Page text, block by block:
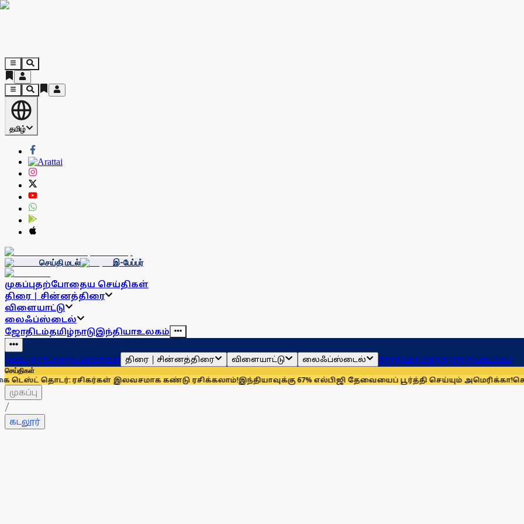
தமிழ்
செய்தி மடல் இ-பேப்பர்
முகப்புதற்போதைய செய்திகள்
திரை | சின்னத்திரை
விளையாட்டு
லைஃப்ஸ்டைல்
ஜோதிடம்தமிழ்நாடுஇந்தியாஉலகம்
முகப்புதற்போதைய செய்திகள் திரை | சின்னத்திரை விளையாட்டு லைஃப்ஸ்டைல் ஜோதிடம்தமிழ்நாடுஇந்தியாஉலகம்
செய்திகள்
ரசிகர்கள் இலவசமாக கண்டு ரசிக்கலாம்!இந்தியாவுக்கு 67% எல்பிஜி தேவையைப் பூர்த்தி செய்யும் அமெரிக்கா!செயின்ட்
முகப்பு
/
கடலூர்